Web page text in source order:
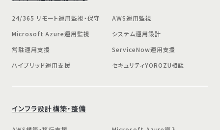
24/365 リモート運用監視・保守
AWS運用監視
Microsoft Azure運用監視
システム運用設計
常駐運用支援
ServiceNow運用支援
ハイブリッド運用支援
セキュリティYOROZU相談
インフラ設計構築・整備